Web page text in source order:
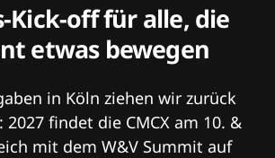
Kick-off für alle, die
etwas bewegen
in Köln ziehen wir zurück
2027 findet die CMCX am 10. &
mit dem W&V Summit auf